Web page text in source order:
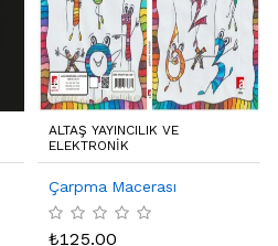
ALTAŞ YAYINCILIK VE
ELEKTRONIK
Çarpma Macerası
₺125.00